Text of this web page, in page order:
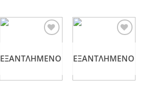
ΕΞΑΝΤΛΗΜΈΝΟ ΕΞΑΝΤΛΗΜΈΝΟ